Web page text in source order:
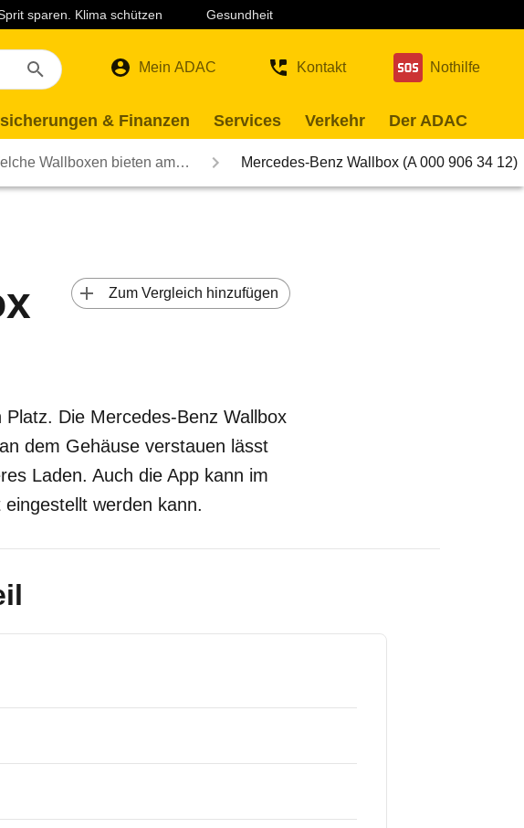
sparen. Klima schützen Gesundheit
Mein ADAC Kontakt Nothilfe
& Finanzen Services Verkehr Der ADAC
Wallboxen bieten am… Mercedes-Benz Wallbox (A 000 906 34 12)
Zum Vergleich hinzufügen
Die Mercedes-Benz Wallbox
dem Gehäuse verstauen lässt
Laden. Auch die App kann im
werden kann.